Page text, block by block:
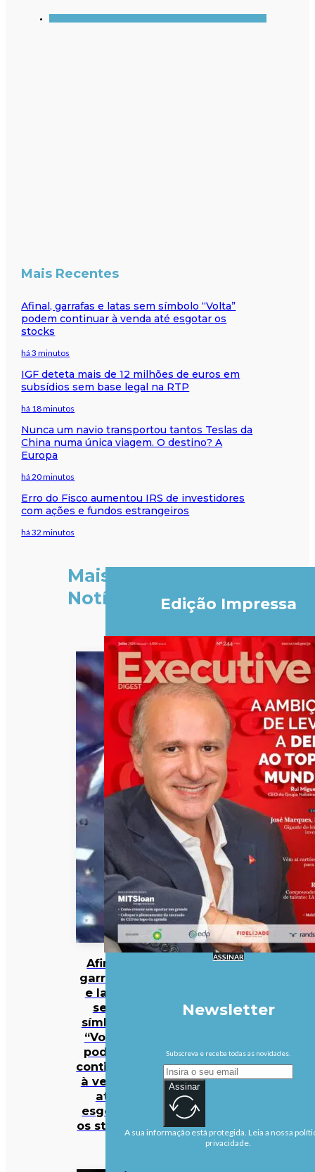
Mais Recentes
Afinal, garrafas e latas sem símbolo “Volta”
podem continuar à venda até esgotar os
stocks
há 3 minutos
IGF deteta mais de 12 milhões de euros em
subsídios sem base legal na RTP
há 18 minutos
Nunca um navio transportou tantos Teslas da
China numa única viagem. O destino? A
Europa
há 20 minutos
Erro do Fisco aumentou IRS de investidores
com ações e fundos estrangeiros
há 32 minutos
Mais
Notícias
Afinal,
garrafas
e latas
sem
símbolo
“Volta”
podem
continuar
à venda
até
esgotar
os stocks
Edição Impressa
ASSINAR
Newsletter
Subscreva e receba todas as novidades.
Assinar
A sua informação está protegida. Leia a nossa
privacidade.